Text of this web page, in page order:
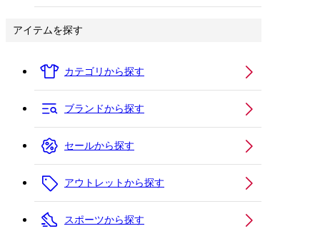
アイテムを探す
カテゴリから探す
ブランドから探す
セールから探す
アウトレットから探す
スポーツから探す